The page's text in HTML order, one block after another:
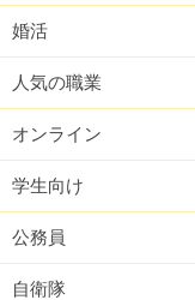
婚活
人気の職業
オンライン
学生向け
公務員
自衛隊